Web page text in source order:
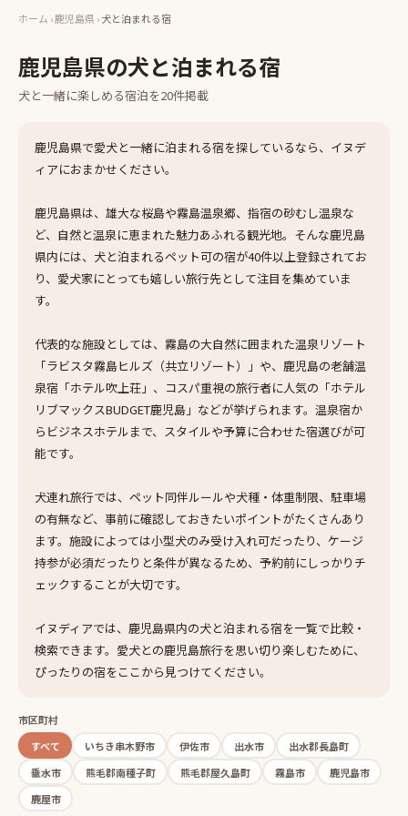
ホーム ›鹿児島県›犬と泊まれる宿
鹿児島県の犬と泊まれる宿
犬と一緒に楽しめる宿泊を20件掲載
鹿児島県で愛犬と一緒に泊まれる宿を探しているなら、イヌデ
ィアにおまかせください。
鹿児島県は、雄大な桜島や霧島温泉郷、指宿の砂むし温泉な
ど、自然と温泉に恵まれた魅力あふれる観光地。そんな鹿児島
県内には、犬と泊まれるペット可の宿が40件以上登録されてお
り、愛犬家にとっても嬉しい旅行先として注目を集めていま
す。
代表的な施設としては、霧島の大自然に囲まれた温泉リゾート
「ラビスタ霧島ヒルズ（共立リゾート）」や、鹿児島の老舗温
泉宿「ホテル吹上荘」、コスパ重視の旅行者に人気の「ホテル
リブマックスBUDGET鹿児島」などが挙げられます。温泉宿か
らビジネスホテルまで、スタイルや予算に合わせた宿選びが可
能です。
犬連れ旅行では、ペット同伴ルールや犬種・体重制限、駐車場
の有無など、事前に確認しておきたいポイントがたくさんあり
ます。施設によっては小型犬のみ受け入れ可だったり、ケージ
持参が必須だったりと条件が異なるため、予約前にしっかりチ
ェックすることが大切です。
イヌディアでは、鹿児島県内の犬と泊まれる宿を一覧で比較・
検索できます。愛犬との鹿児島旅行を思い切り楽しむために、
ぴったりの宿をここから見つけてください。
市区町村
すべて
いちき串木野市 伊佐市 出水市
出水郡長島町
垂水市
熊毛郡南種子町 熊毛郡屋久島町 霧島市
鹿児島市
鹿屋市